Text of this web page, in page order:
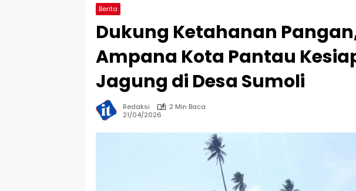
Berita
Dukung Ketahanan
Ampana Kota Pantau
Jagung di Desa Sumoli
Redaksi
2 Min Baca
21/04/2026